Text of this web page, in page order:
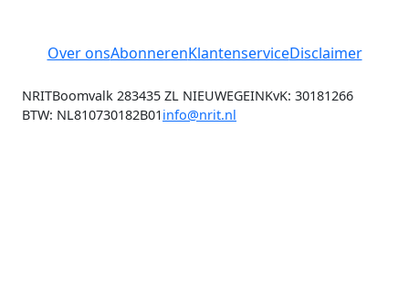
Over onsAbonnerenKlantenserviceDisclaimer
NRITBoomvalk 283435 ZL NIEUWEGEINKvK: 30181266
BTW: NL810730182B01info@nrit.nl